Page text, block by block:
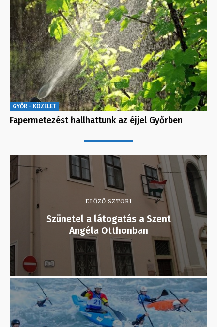
GYŐR - KÖZÉLET
Fapermetezést hallhattunk az éjjel Győrben
ELŐZŐ SZTORI
Szünetel a látogatás a Szent
Angéla Otthonban